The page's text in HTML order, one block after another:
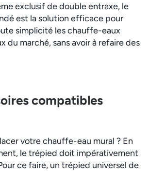
exclusif de double entraxe, le
est la solution efficace pour
simplicité les chauffe-eaux
du marché, sans avoir à refaire des
compatibles
votre chauffe-eau mural ? En
le trépied doit impérativement
ce faire, un trépied universel de